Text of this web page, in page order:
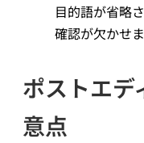
目的語が省略
確認が欠かせま
ポストエデ
意点